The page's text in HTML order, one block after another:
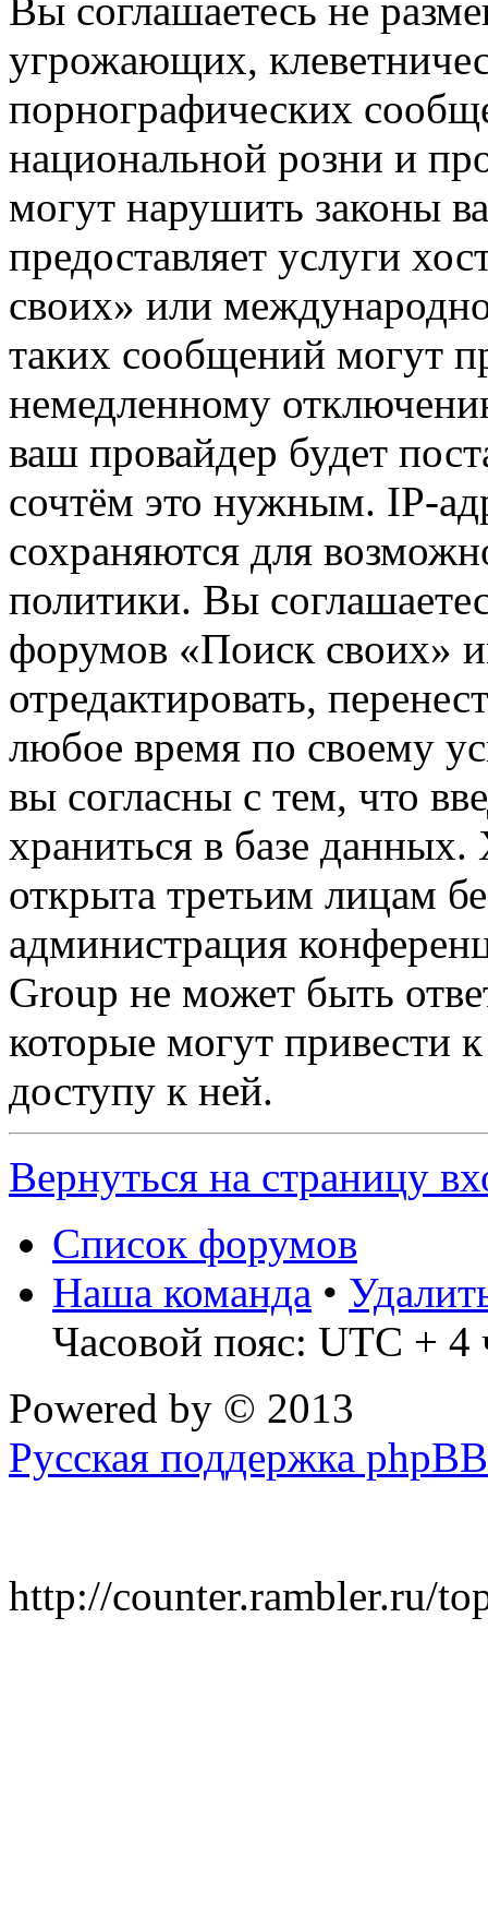
Вы соглашаетесь не
угрожающих,
порнографических
национальной розни и
могут нарушить законы
предоставляет услуги
своих» или
таких сообщений могут
немедленному
ваш провайдер будет
сочтём это нужным. IP-
сохраняются для
политики. Вы
форумов «Поиск своих»
отредактировать,
любое время по своему
вы согласны с тем, что
храниться в базе
открыта третьим лицам
администрация
Group не может быть
которые могут привести
доступу к ней.
Вернуться на страницу
Список форумов
Наша команда •
Часовой пояс: UTC + 4
Powered by © 2013
Русская поддержка phpBB
http://counter.rambler.ru/